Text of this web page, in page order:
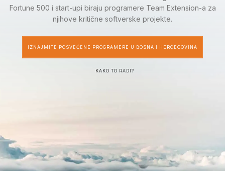
Fortune 500 i start-upi biraju programere Team Extension-a za
njihove kritične softverske projekte.
IZNAJMITE POSVEĆENE PROGRAMERE U BOSNA I HERCEGOVINA
KAKO TO RADI?